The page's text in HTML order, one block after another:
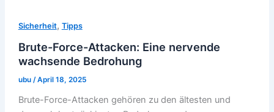
Sicherheit, Tipps
Brute-Force-Attacken: Eine nervende
wachsende Bedrohung
ubu /April 18, 2025
Brute-Force-Attacken gehören zu den ältesten und